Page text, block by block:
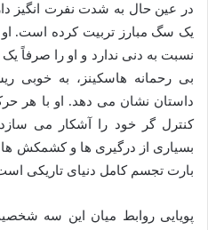
در عین حال به شدت نفرت انگیز
یک سگ مبارز تربیت کرده است.
نسبت به دنی ندارد و او را صرفاً یک
بی رحمانه هاسکینز، به خوبی
داستان نشان می دهد. او با هر
کنترل گر خود را آشکار می
بسیاری از درگیری ها و کشمکش
بارت تجسم کامل دنیای تاریکی
پویایی روابط میان این سه